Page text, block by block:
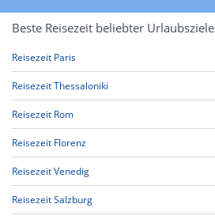
Beste Reisezeit beliebter Urlaubsziele
Reisezeit Paris
Reisezeit Thessaloniki
Reisezeit Rom
Reisezeit Florenz
Reisezeit Venedig
Reisezeit Salzburg